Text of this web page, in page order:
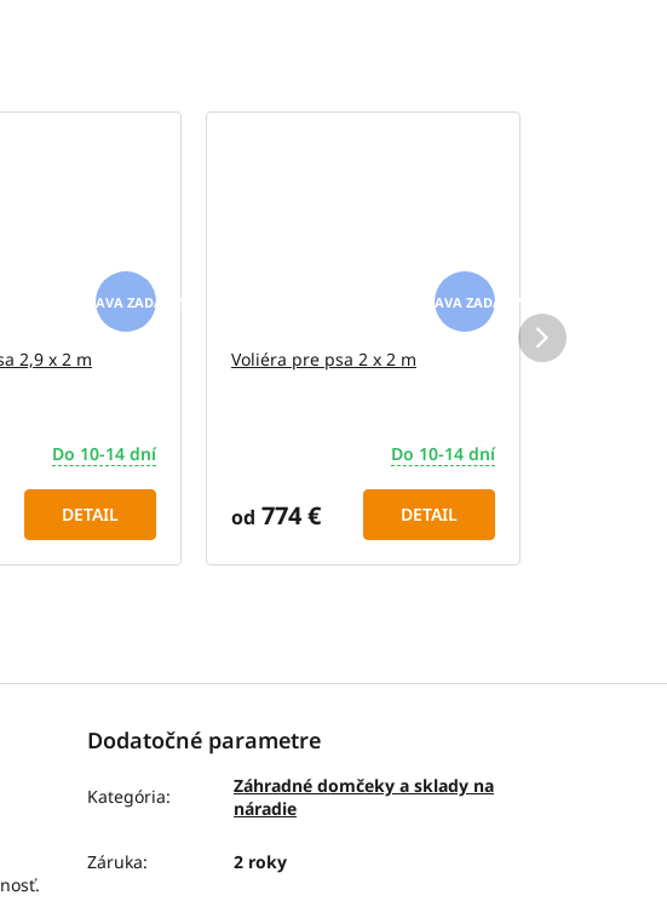
ZADARMO
2,9 x 2 m
Do 10-14 dní
DETAIL
ZADARMO
Voliéra pre psa 2 x 2 m
Do 10-14 dní
od 774 € DETAIL
Dodatočné parametre
Kategória:
Záhradné domčeky a sklady na
náradie
Záruka: 2 roky